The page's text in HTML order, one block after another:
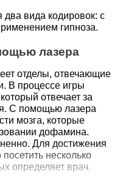
два вида кодировок: с
гипноза.
лазера
отделы, отвечающие
В процессе игры
отвечает за
С помощью лазера
мозга, которые
дофамина.
Для достижения
несколько
определяет врач.